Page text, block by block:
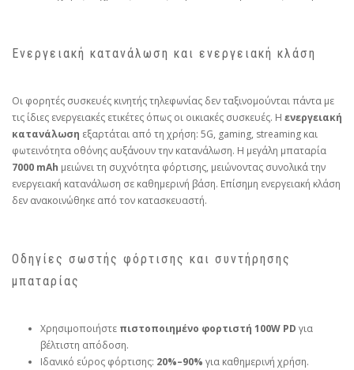
Ενεργειακή κατανάλωση και ενεργειακή κλάση
Οι φορητές συσκευές κινητής τηλεφωνίας δεν ταξινομούνται πάντα με
τις ίδιες ενεργειακές ετικέτες όπως οι οικιακές συσκευές. Η ενεργειακή
κατανάλωση εξαρτάται από τη χρήση: 5G, gaming, streaming και
φωτεινότητα οθόνης αυξάνουν την κατανάλωση. Η μεγάλη μπαταρία
7000 mAh μειώνει τη συχνότητα φόρτισης, μειώνοντας συνολικά την
ενεργειακή κατανάλωση σε καθημερινή βάση. Επίσημη ενεργειακή κλάση
δεν ανακοινώθηκε από τον κατασκευαστή.
Οδηγίες σωστής φόρτισης και συντήρησης
μπαταρίας
Χρησιμοποιήστε πιστοποιημένο φορτιστή 100W PD για
βέλτιστη απόδοση.
Ιδανικό εύρος φόρτισης: 20%–90% για καθημερινή χρήση.